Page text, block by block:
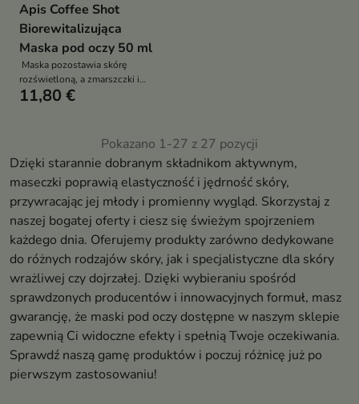
Apis Coffee Shot
Biorewitalizująca
Maska pod oczy 50 ml
Maska pozostawia skórę
rozświetloną, a zmarszczki i
„kurze łapki” zredukowane
11,80 €
Pokazano 1-27 z 27 pozycji
Dzięki starannie dobranym składnikom aktywnym,
maseczki poprawią elastyczność i jędrność skóry,
przywracając jej młody i promienny wygląd. Skorzystaj z
naszej bogatej oferty i ciesz się świeżym spojrzeniem
każdego dnia. Oferujemy produkty zarówno dedykowane
do różnych rodzajów skóry, jak i specjalistyczne dla skóry
wrażliwej czy dojrzałej. Dzięki wybieraniu spośród
sprawdzonych producentów i innowacyjnych formuł, masz
gwarancję, że maski pod oczy dostępne w naszym sklepie
zapewnią Ci widoczne efekty i spełnią Twoje oczekiwania.
Sprawdź naszą gamę produktów i poczuj różnicę już po
pierwszym zastosowaniu!